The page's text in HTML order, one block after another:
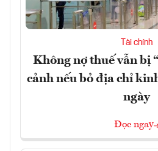
Tài chính
Không nợ thuế vẫn bị
cảnh nếu bỏ địa chỉ
ngày
Đọc ngay